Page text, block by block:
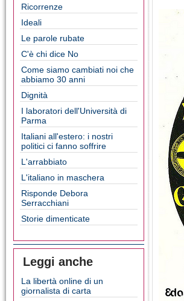
Ricorrenze
Ideali
Le parole rubate
C'è chi dice No
Come siamo cambiati noi che
abbiamo 30 anni
Dignità
I laboratori dell'Università di
Parma
Italiani all'estero: i nostri
politici ci fanno soffrire
L'arrabbiato
L'italiano in maschera
Risponde Debora
Serracchiani
Storie dimenticate
Leggi anche
La libertà online di un
giornalista di carta